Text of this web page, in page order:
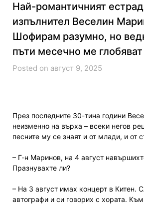
Най-романтичният
изпълнител Веселин
Шофирам разумно, но
пъти месечно ме
Posted on август 9, 2025
През последните 30-тина години
неизменно на върха – всеки негов
песните му се знаят и от млади, и от
– Г-н Маринов, на 4 август
Празнувахте ли?
– На 3 август имах концерт в Китен.
автографи и си говорих с хората.